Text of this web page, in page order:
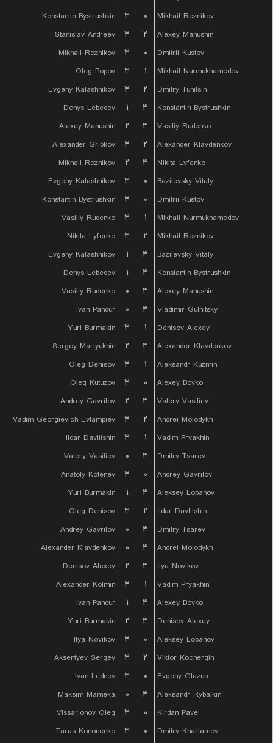
Konstantin Bystrushkin
۳ ۰
Mikhail Reznikov
Stanislav Andreev
۳ ۲
Alexey Manushin
Mikhail Reznikov
۳ ۰
Dmitrii Kustov
Oleg Popov
۳ ۱
Mikhail Nurmukhamedov
Evgeny Kalashnikov
۳ ۲
Dmitry Tunitsin
Denys Lebedev
۱ ۳
Konstantin Bystrushkin
Alexey Manushin
۲ ۳
Vasiliy Rudenko
Alexander Gribkov
۳ ۲
Alexander Klavdenkov
Mikhail Reznikov
۲ ۳
Nikita Lyfenko
Evgeny Kalashnikov
۳ ۰
Bazilevsky Vitaly
Konstantin Bystrushkin
۳ ۰
Dmitrii Kustov
Vasiliy Rudenko
۳ ۱
Mikhail Nurmukhamedov
Nikita Lyfenko
۳ ۲
Mikhail Reznikov
Evgeny Kalashnikov
۱ ۳
Bazilevsky Vitaly
Denys Lebedev
۱ ۳
Konstantin Bystrushkin
Vasiliy Rudenko
۰ ۳
Alexey Manushin
Ivan Pandur
۰ ۳
Vladimir Gulnitsky
Yuri Burmakin
۳ ۱
Denisov Alexey
Sergey Martyukhin
۲ ۳
Alexander Klavdenkov
Oleg Denisov
۳ ۱
Aleksandr Kuzmin
Oleg Kutuzov
۳ ۰
Alexey Boyko
Andrey Gavrilov
۲ ۳
Valery Vasiliev
Vadim Georgievich Evlampiev
۳ ۲
Andrei Molodykh
Ildar Davlitshin
۳ ۱
Vadim Pryakhin
Valery Vasiliev
۰ ۳
Dmitry Tsarev
Anatoly Kotenev
۳ ۰
Andrey Gavrilov
Yuri Burmakin
۱ ۳
Aleksey Lobanov
Oleg Denisov
۳ ۲
Ildar Davlitshin
Andrey Gavrilov
۰ ۳
Dmitry Tsarev
Alexander Klavdenkov
۰ ۳
Andrei Molodykh
Denisov Alexey
۲ ۳
Ilya Novikov
Alexander Kolmin
۳ ۱
Vadim Pryakhin
Ivan Pandur
۱ ۳
Alexey Boyko
Yuri Burmakin
۲ ۳
Denisov Alexey
Ilya Novikov
۳ ۰
Aleksey Lobanov
Aksentyev Sergey
۳ ۲
Viktor Kochergin
Ivan Lednev
۳ ۰
Evgeny Glazun
Maksim Mameka
۰ ۳
Aleksandr Rybalkin
Vissarionov Oleg
۳ ۰
Kirdan Pavel
Taras Kononenko
۳ ۰
Dmitry Kharlamov